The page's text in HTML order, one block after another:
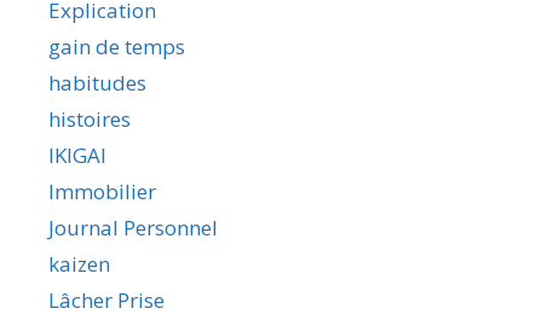
Explication
gain de temps
habitudes
histoires
IKIGAI
Immobilier
Journal Personnel
kaizen
Lâcher Prise